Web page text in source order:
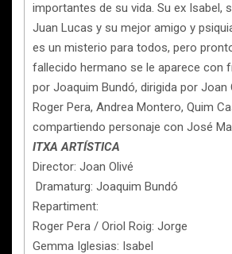
importantes de su vida. Su ex Isabel,
Juan Lucas y su mejor amigo y
es un misterio para todos, pero
fallecido hermano se le aparece con
por Joaquim Bundó, dirigida por
Roger Pera, Andrea Montero, Quim
compartiendo personaje con José
ITXA ARTÍSTICA
Director: Joan Olivé
Dramaturg: Joaquim Bundó
Repartiment:
Roger Pera / Oriol Roig: Jorge
Gemma Iglesias: Isabel